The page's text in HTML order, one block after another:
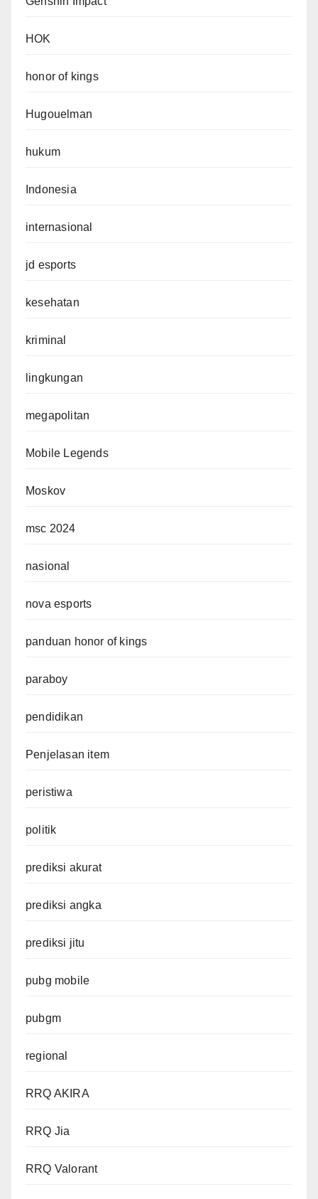
HOK
honor of kings
Hugouelman
hukum
Indonesia
internasional
jd esports
kesehatan
kriminal
lingkungan
megapolitan
Mobile Legends
Moskov
msc 2024
nasional
nova esports
panduan honor of kings
paraboy
pendidikan
Penjelasan item
peristiwa
politik
prediksi akurat
prediksi angka
prediksi jitu
pubg mobile
pubgm
regional
RRQ AKIRA
RRQ Jia
RRQ Valorant